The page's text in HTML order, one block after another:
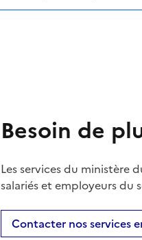
Besoin de
Les services du ministère
salariés et employeurs du
Contacter nos services